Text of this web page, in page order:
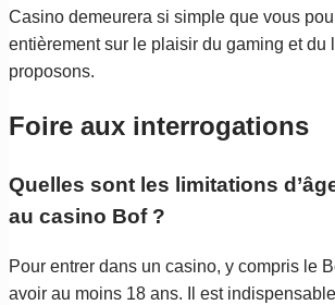
Casino demeurera si simple que vous
entièrement sur le plaisir du gaming et du
proposons.
Foire aux interrogations
Quelles sont les limitations
au casino Bof ?
Pour entrer dans un casino, y compris le
avoir au moins 18 ans. Il est